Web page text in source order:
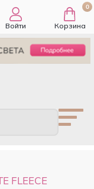
Войти
0
Корзина
FLEECE